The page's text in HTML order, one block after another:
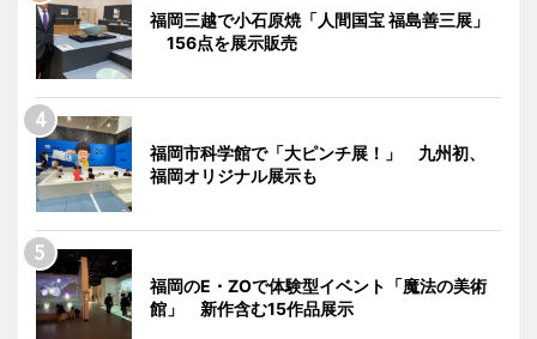
福岡三越で小石原焼「人間国宝 福島善三展」
156点を展示販売
福岡市科学館で「大ピンチ展！」 九州初、
福岡オリジナル展示も
福岡のE・ZOで体験型イベント「魔法の美術
館」 新作含む15作品展示